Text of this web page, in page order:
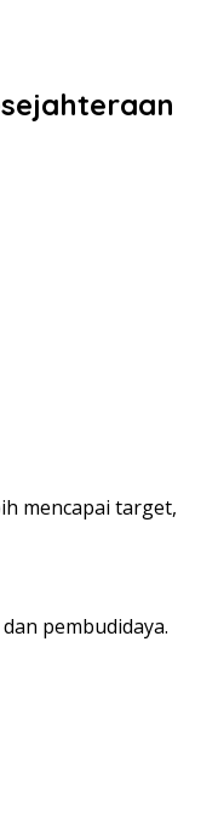
mencapai target,
pembudidaya.